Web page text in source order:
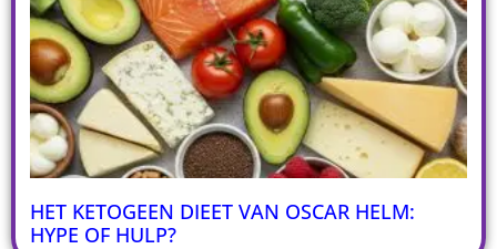
HET KETOGEEN DIEET VAN OSCAR HELM:
HYPE OF HULP?